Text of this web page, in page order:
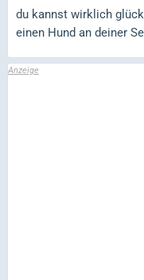
du kannst wirklich
einen Hund an deiner